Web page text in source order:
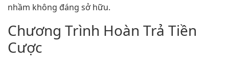
nhầm không đáng sở hữu.
Chương Trình Hoàn Trả Tiền
Cược